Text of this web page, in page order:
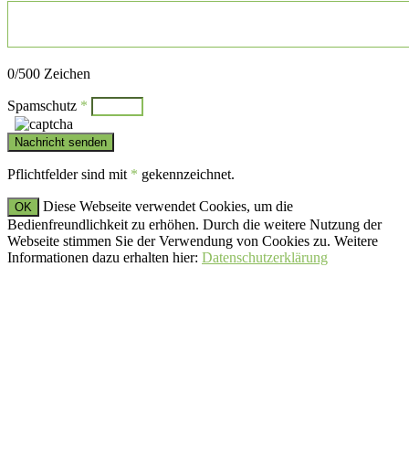
0/500 Zeichen
Spamschutz *
Pflichtfelder sind mit * gekennzeichnet.
OK
Diese Webseite verwendet Cookies, um die
Bedienfreundlichkeit zu erhöhen. Durch die weitere Nutzung der
Webseite stimmen Sie der Verwendung von Cookies zu. Weitere
Informationen dazu erhalten hier: Datenschutzerklärung